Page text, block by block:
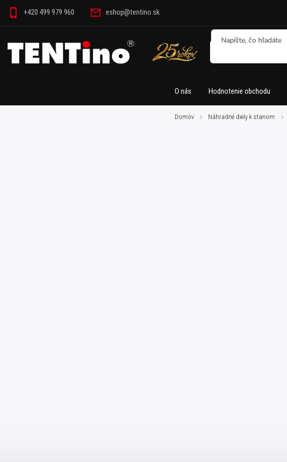
+420 499 979 960 eshop@tentino.sk
O nás Hodnotenie obchodu
Domov / Náhradné diely k stanom /